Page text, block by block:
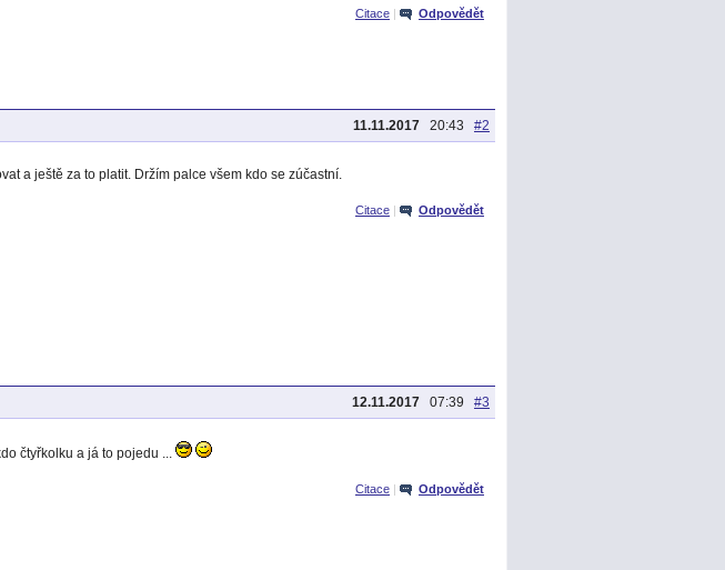
Citace | Odpovědět
11.11.2017 20:43 #2
a ještě za to platit. Držím palce všem kdo se zúčastní.
Citace | Odpovědět
12.11.2017 07:39 #3
čtyřkolku a já to pojedu ...
Citace | Odpovědět